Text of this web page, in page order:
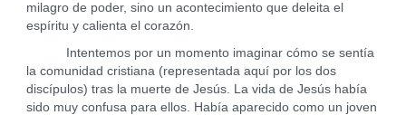
milagro de poder, sino un acontecimiento que deleita el
espíritu y calienta el corazón.
Intentemos por un momento imaginar cómo se sentía
la comunidad cristiana (representada aquí por los dos
discípulos) tras la muerte de Jesús. La vida de Jesús había
sido muy confusa para ellos. Había aparecido como un joven